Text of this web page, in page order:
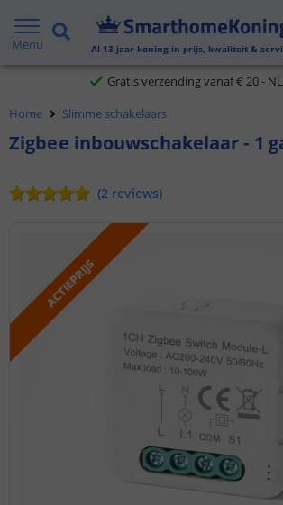
Menu Al 13 jaar koning in prijs, kwaliteit &
2 jaar garantie
Gratis verzending vanaf € 20,-
Klantbeoordeling 9.1
Home Slimme schakelaars
Zigbee inbouwschakelaar - 1
(2 reviews)
ACTIEPRIJS